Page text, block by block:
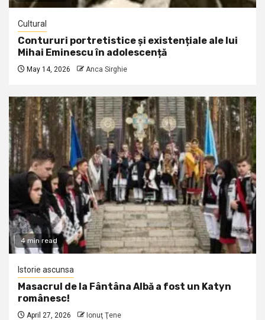
Cultural
Contururi portretistice și existențiale ale lui
Mihai Eminescu în adolescență
May 14, 2026 Anca Sirghie
4 min read
Istorie ascunsa
Masacrul de la Fântâna Albă a fost un Katyn
românesc!
April 27, 2026 Ionuţ Ţene